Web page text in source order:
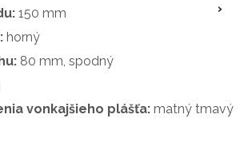
›
150 mm
horný
80 mm, spodný
vonkajšieho plášťa: matný tmavý